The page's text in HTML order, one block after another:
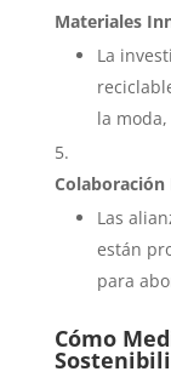
Materiales
La
la
Las
están
para
Cómo